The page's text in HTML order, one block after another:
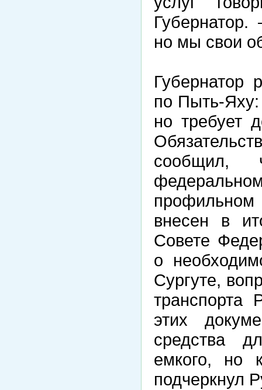
Губернатор.
но мы свои
Губернатор
по Пыть-Яху:
но требует
сообщил,
внесен в
Совете
о
Сургуте,
транспорта
этих
средства
емкого, но
подчеркнул